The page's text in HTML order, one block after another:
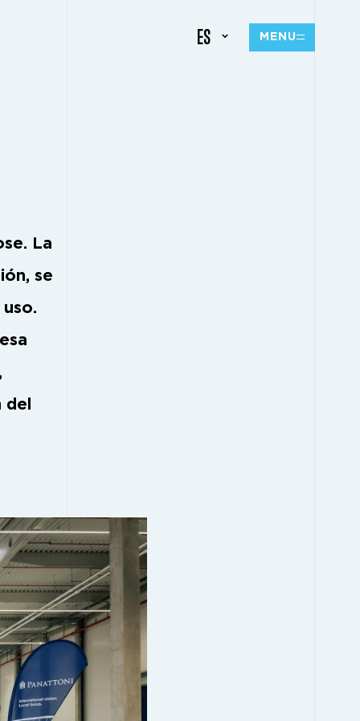
ES MENU
La
se